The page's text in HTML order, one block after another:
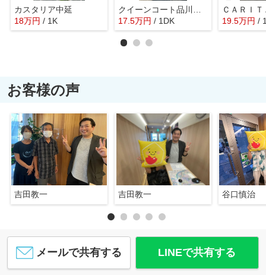
カスタリア中延
18万円 / 1K
クイーンコート品川大井
17.5万円 / 1DK
ＣＡＲＩ
19.5万円 /
お客様の声
吉田教一 吉田教一 谷口慎治
メールで共有する LINEで共有する